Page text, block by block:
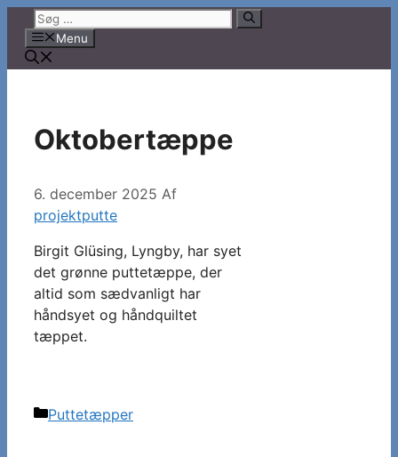
indhold
Søg
efter:Menu
Oktobertæppe
6. december 2025 Af
projektputte
Birgit Glüsing, Lyngby, har syet
det grønne puttetæppe, der
altid som sædvanligt har
håndsyet og håndquiltet
tæppet.
Kategorier
Puttetæpper